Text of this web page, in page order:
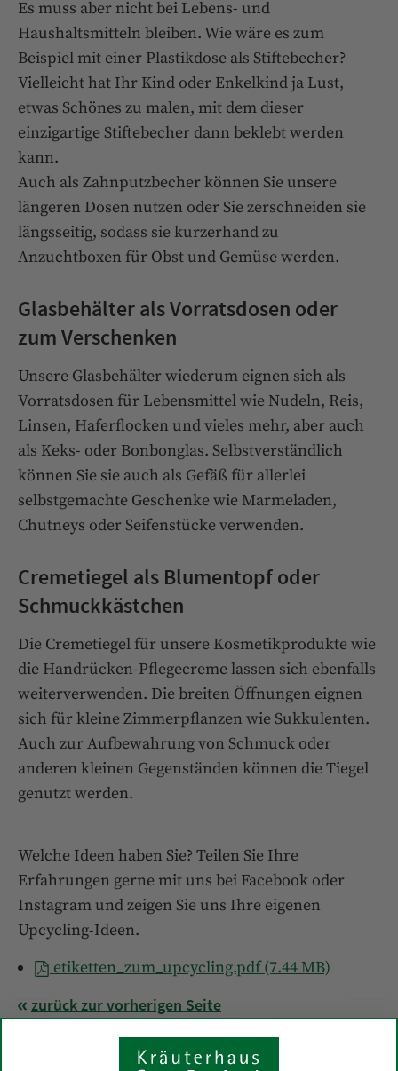
Es muss aber nicht bei Lebens- und
Haushaltsmitteln bleiben. Wie wäre es zum
Beispiel mit einer Plastikdose als Stiftebecher?
Vielleicht hat Ihr Kind oder Enkelkind ja Lust,
etwas Schönes zu malen, mit dem dieser
einzigartige Stiftebecher dann beklebt werden
kann.
Auch als Zahnputzbecher können Sie unsere
längeren Dosen nutzen oder Sie zerschneiden sie
längsseitig, sodass sie kurzerhand zu
Anzuchtboxen für Obst und Gemüse werden.
Glasbehälter als Vorratsdosen oder
zum Verschenken
Unsere Glasbehälter wiederum eignen sich als
Vorratsdosen für Lebensmittel wie Nudeln, Reis,
Linsen, Haferflocken und vieles mehr, aber auch
als Keks- oder Bonbonglas. Selbstverständlich
können Sie sie auch als Gefäß für allerlei
selbstgemachte Geschenke wie Marmeladen,
Chutneys oder Seifenstücke verwenden.
Cremetiegel als Blumentopf oder
Schmuckkästchen
Die Cremetiegel für unsere Kosmetikprodukte wie
die Handrücken-Pflegecreme lassen sich ebenfalls
weiterverwenden. Die breiten Öffnungen eignen
sich für kleine Zimmerpflanzen wie Sukkulenten.
Auch zur Aufbewahrung von Schmuck oder
anderen kleinen Gegenständen können die Tiegel
genutzt werden.
Welche Ideen haben Sie? Teilen Sie Ihre
Erfahrungen gerne mit uns bei Facebook oder
Instagram und zeigen Sie uns Ihre eigenen
Upcycling-Ideen.
etiketten_zum_upcycling.pdf (7.44 MB)
zurück zur vorherigen Seite